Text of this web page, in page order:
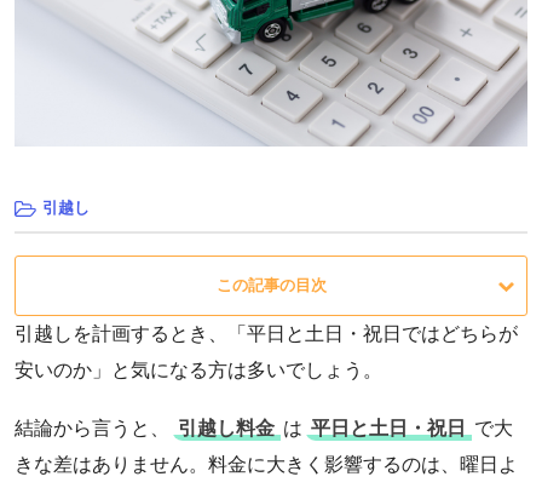
引越し
この記事の目次
引越しを計画するとき、「平日と土日・祝日ではどちらが
安いのか」と気になる方は多いでしょう。
結論から言うと、 引越し料金 は 平日と土日・祝日
で大
きな差はありません。料金に大きく影響するのは、曜日よ